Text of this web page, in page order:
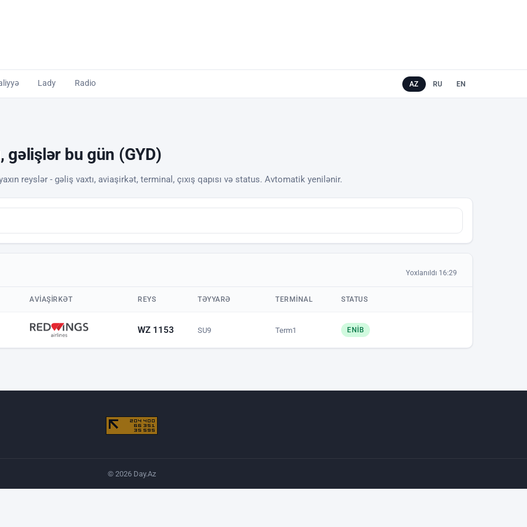
Lady Radio AZ RU EN
gəlişlər bu gün (GYD)
reyslər - gəliş vaxtı, aviaşirkət, terminal, çıxış qapısı və status. Avtomatik yenilənir.
Yoxlanıldı 16:29
AVIAŞIRKƏT REYS TƏYYARƏ TERMINAL STATUS
WZ 1153 SU9 Term1 ENIB
© 2026 Day.Az